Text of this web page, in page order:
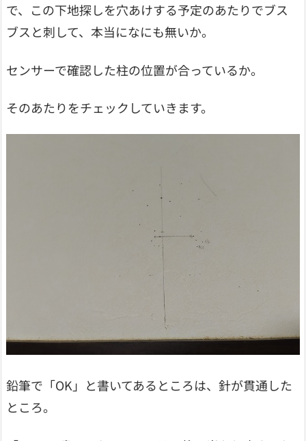
で、この下地探しを穴あけする予定のあたりでブス
ブスと刺して、本当になにも無いか。
センサーで確認した柱の位置が合っているか。
そのあたりをチェックしていきます。
鉛筆で「OK」と書いてあるところは、針が貫通した
ところ。